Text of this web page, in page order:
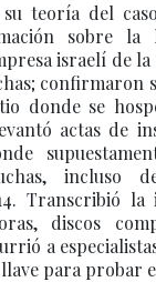
teoría del
sobre la
israelí de
confirmaron
donde se
actas de
incluso
Transcribió
discos
a
para probar